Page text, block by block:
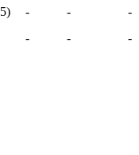
- -
-
- - -